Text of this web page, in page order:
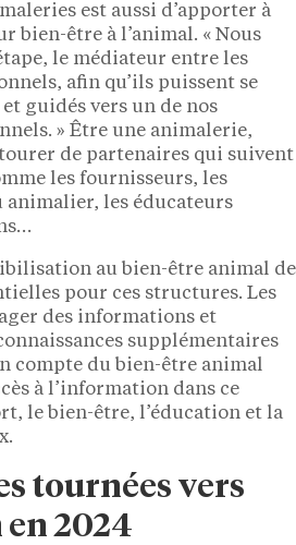
est aussi d’apporter à
bien-être à l’animal. « Nous
le médiateur entre les
afin qu’ils puissent se
guidés vers un de nos
» Être une animalerie,
de partenaires qui suivent
les fournisseurs, les
les éducateurs
au bien-être animal de
pour ces structures. Les
des informations et
supplémentaires
compte du bien-être animal
à l’information dans ce
le bien-être, l’éducation et la
tournées vers
2024